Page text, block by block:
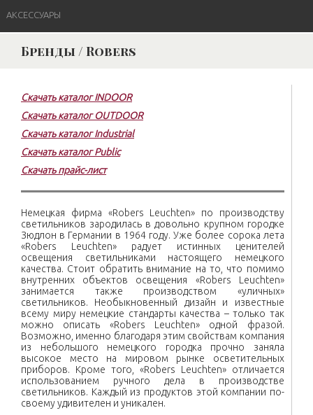
АКСЕССУАРЫ
Бренды / Robers
Скачать каталог INDOOR
Скачать каталог OUTDOOR
Скачать каталог Industrial
Скачать каталог Public
Скачать прайс-лист
Немецкая фирма «Robers Leuchten» по производству
светильников зародилась в довольно крупном городке
Зюдлон в Германии в 1964 году. Уже более сорока лета
«Robers Leuchten» радует истинных ценителей
освещения светильниками настоящего немецкого
качества. Стоит обратить внимание на то, что помимо
внутренних объектов освещения «Robers Leuchten»
занимается также производством «уличных»
светильников. Необыкновенный дизайн и известные
всему миру немецкие стандарты качества – только так
можно описать «Robers Leuchten» одной фразой.
Возможно, именно благодаря этим свойствам компания
из небольшого немецкого городка прочно заняла
высокое место на мировом рынке осветительных
приборов. Кроме того, «Robers Leuchten» отличается
использованием ручного дела в производстве
светильников. Каждый из продуктов этой компании по-
своему удивителен и уникален.